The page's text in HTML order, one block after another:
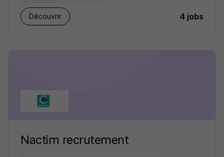
Découvrir 4 jobs
Nactim recrutement